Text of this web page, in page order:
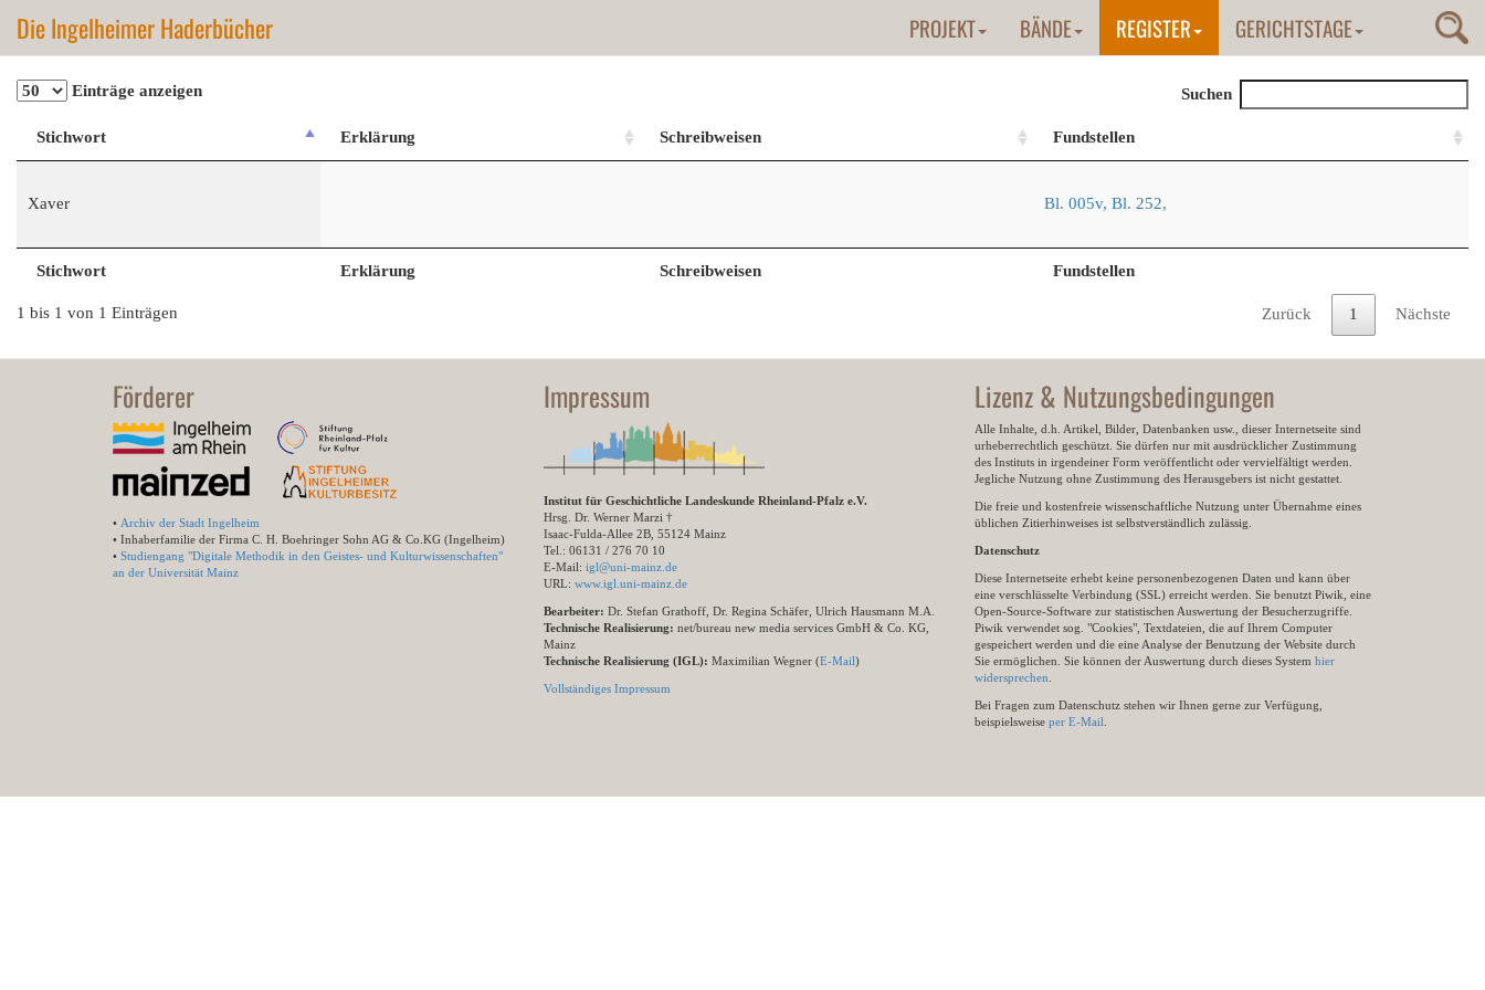
Die Ingelheimer Haderbücher PROJEKT BÄNDE REGISTER GERICHTSTAGE
Einträge anzeigen Suchen
Stichwort Erklärung Schreibweisen Fundstellen
Stichwort Erklärung Schreibweisen Fundstellen
Xaver Bl. 005v, Bl. 252,
1 bis 1 von 1 Einträgen Zurück 1 Nächste
Förderer
• Archiv der Stadt Ingelheim
• Inhaberfamilie der Firma C. H. Boehringer Sohn AG & Co.KG (Ingelheim)
• Studiengang "Digitale Methodik in den Geistes- und Kulturwissenschaften"
an der Universität Mainz
Impressum
Institut für Geschichtliche Landeskunde Rheinland-Pfalz e.V.
Hrsg. Dr. Werner Marzi †
Isaac-Fulda-Allee 2B, 55124 Mainz
Tel.: 06131 / 276 70 10
E-Mail: igl@uni-mainz.de
URL: www.igl.uni-mainz.de
Bearbeiter: Dr. Stefan Grathoff, Dr. Regina Schäfer, Ulrich Hausmann M.A.
Technische Realisierung: net/bureau new media services GmbH & Co. KG,
Mainz
Technische Realisierung (IGL): Maximilian Wegner (E-Mail)
Vollständiges Impressum
Lizenz & Nutzungsbedingungen
Alle Inhalte, d.h. Artikel, Bilder, Datenbanken usw., dieser Internetseite sind
urheberrechtlich geschützt. Sie dürfen nur mit ausdrücklicher Zustimmung
des Instituts in irgendeiner Form veröffentlicht oder vervielfältigt werden.
Jegliche Nutzung ohne Zustimmung des Herausgebers ist nicht gestattet.
Die freie und kostenfreie wissenschaftliche Nutzung unter Übernahme eines
üblichen Zitierhinweises ist selbstverständlich zulässig.
Datenschutz
Diese Internetseite erhebt keine personenbezogenen Daten und kann über
eine verschlüsselte Verbindung (SSL) erreicht werden. Sie benutzt Piwik, eine
Open-Source-Software zur statistischen Auswertung der Besucherzugriffe.
Piwik verwendet sog. "Cookies", Textdateien, die auf Ihrem Computer
gespeichert werden und die eine Analyse der Benutzung der Website durch
Sie ermöglichen. Sie können der Auswertung durch dieses System hier
widersprechen
Bei Fragen zum Datenschutz stehen wir Ihnen gerne zur Verfügung,
beispielsweise per E-Mail